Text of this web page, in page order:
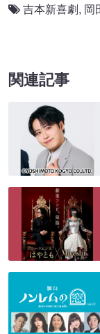
吉本新喜劇 , 岡
関連記事